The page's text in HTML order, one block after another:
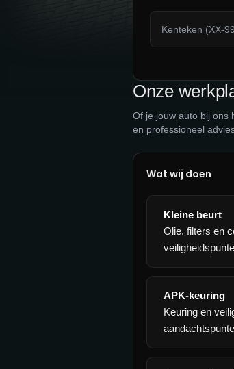
Onze
Of je jouw auto bij ons
en professioneel
Wat wij doen
Kleine beurt
Olie, filters en
APK-keuring
Keuring en